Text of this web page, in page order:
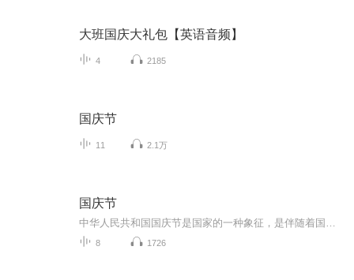
大班国庆大礼包【英语音频】
4 2185
国庆节
11 2.1万
国庆节
8 1726